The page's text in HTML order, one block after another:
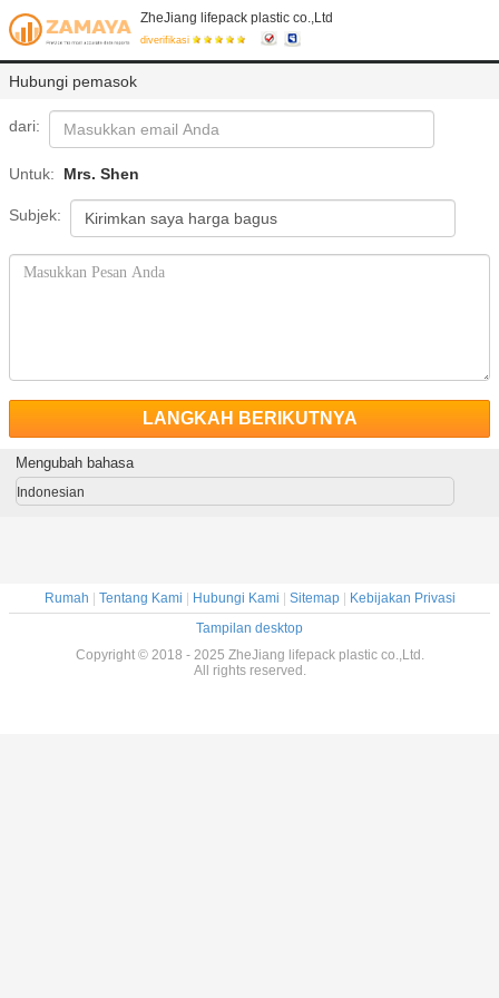
ZheJiang lifepack plastic co.,Ltd
diverifikasi
Hubungi pemasok
dari:
Untuk: Mrs. Shen
Subjek:
LANGKAH BERIKUTNYA
Mengubah bahasa
Indonesian
Rumah Tentang Kami Hubungi Kami Sitemap|
Kebijakan Privasi
Tampilan desktop
Copyright © 2018 - 2025 ZheJiang lifepack plastic co.,Ltd.
All rights reserved.